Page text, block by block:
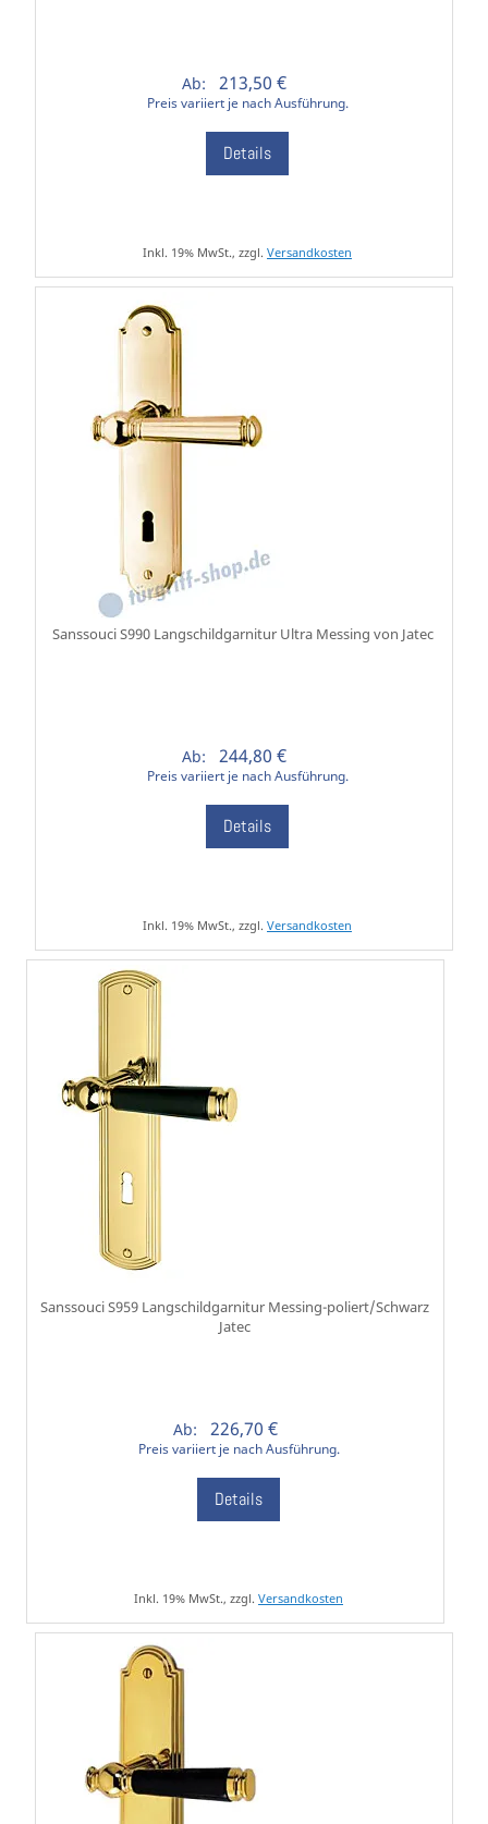
Ab: 213,50 €
Preis variiert je nach Ausführung.
Details
Inkl. 19% MwSt., zzgl. Versandkosten
Sanssouci S990 Langschildgarnitur Ultra Messing von Jatec
Ab: 244,80 €
Preis variiert je nach Ausführung.
Details
Inkl. 19% MwSt., zzgl. Versandkosten
Sanssouci S959 Langschildgarnitur Messing-poliert/Schwarz
Jatec
Ab: 226,70 €
Preis variiert je nach Ausführung.
Details
Inkl. 19% MwSt., zzgl. Versandkosten